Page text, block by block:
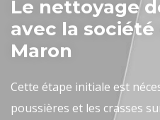
Le nettoyage
avec la
Maron
Cette étape initiale est
poussières et les crasses